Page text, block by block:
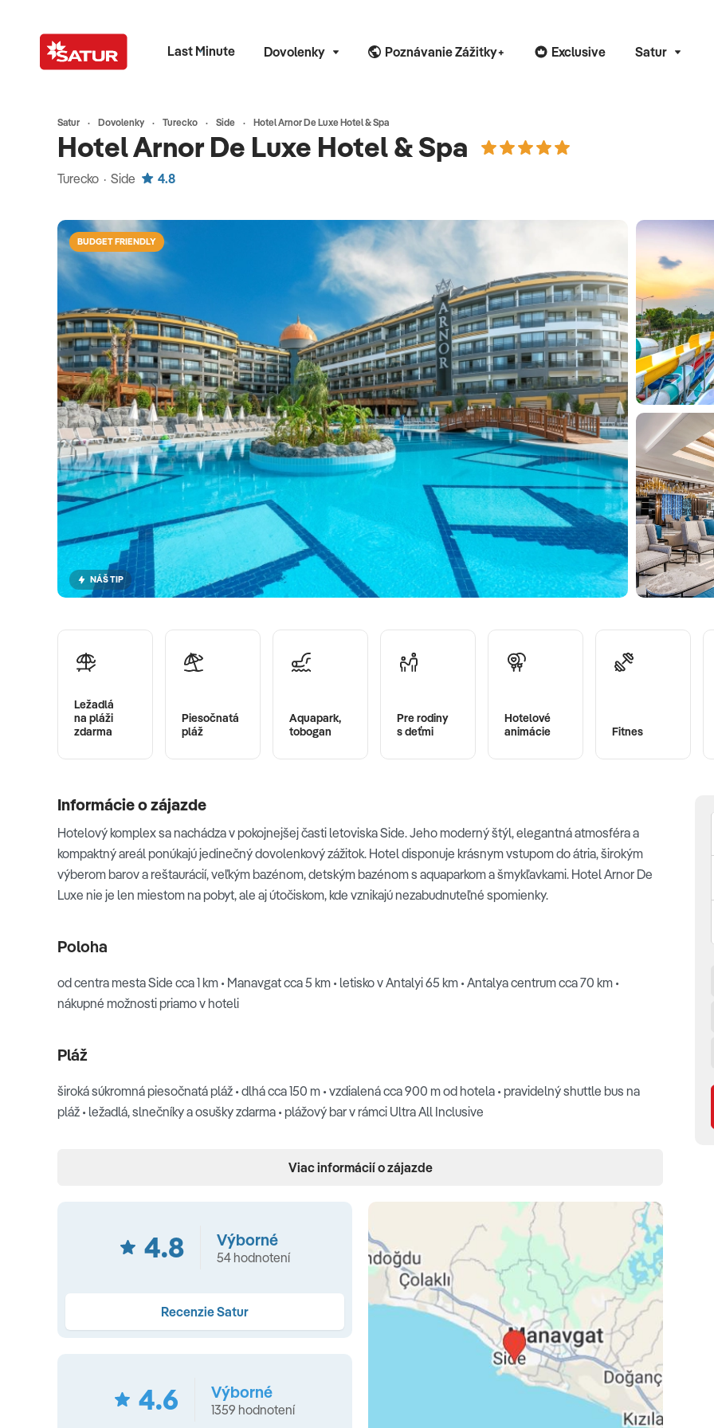
Last Minute Dovolenky Poznávanie Zážitky+ Exclusive Satur
Satur Dovolenky Turecko Side Hotel Arnor De Luxe Hotel & Spa
Hotel Arnor De Luxe Hotel & Spa
Turecko · Side 4.8
BUDGET FRIENDLY
NÁŠ TIP
Ležadlá
na pláži
zdarma
Piesočnatá
pláž
Aquapark,
tobogan
Pre rodiny
s deťmi
Hotelové
animácie
Fitnes
Informácie o zájazde
Hotelový komplex sa nachádza v pokojnejšej časti letoviska Side. Jeho moderný štýl, elegantná atmosféra a
kompaktný areál ponúkajú jedinečný dovolenkový zážitok. Hotel disponuje krásnym vstupom do átria, širokým
výberom barov a reštaurácií, veľkým bazénom, detským bazénom s aquaparkom a šmykľavkami. Hotel Arnor De
Luxe nie je len miestom na pobyt, ale aj útočiskom, kde vznikajú nezabudnuteľné spomienky.
Poloha
od centra mesta Side cca 1 km • Manavgat cca 5 km • letisko v Antalyi 65 km • Antalya centrum cca 70 km •
nákupné možnosti priamo v hoteli
Pláž
široká súkromná piesočnatá pláž • dlhá cca 150 m • vzdialená cca 900 m od hotela • pravidelný shuttle bus na
pláž • ležadlá, slnečníky a osušky zdarma • plážový bar v rámci Ultra All Inclusive
centrálna klimatizácia • kúpeľňa • sušič vlasov • SAT TV • WiFi (zdarma) • trezor (zdarma) • telefón • minibar (denne
dopĺňaný nealkoholickými nápojmi) • župany a papuče • balkón v každom type izby • set na prípravu kávy a čaju
TYPY UBYTOVANIA
Izba štandard (28 m², výhľad na bazén (max. 4 osoby) alebo na krajinu (max. 3 osoby), kúpeľňa so sprchovým
kútom, manželská posteľ, samostatné lôžko)
Izba komfort (28 m², bočný výhľad na more, max. 4 osoby, kúpeľňa so sprchovým kútom, manželská posteľ,
Rodinná izba (50 m², dve oddelené izby, jedna s manželskou posteľou, druhá s 2 oddelenými posteľami, max. 5
osôb, spoločná kúpeľňa so sprchovým kútom)
Viac informácií o zájazde
4.8 Výborné
54 hodnotení
Recenzie Satur
4.6 Výborné
1359 hodnotení